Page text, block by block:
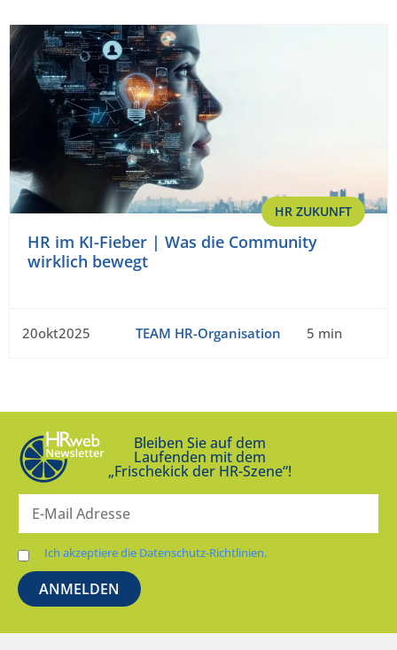
HR ZUKUNFT
HR im KI-Fieber | Was die Community
wirklich bewegt
20okt2025 TEAM HR-Organisation 5 min
Bleiben Sie auf dem
Laufenden mit dem
„Frischekick der HR-Szene“!
Ich akzeptiere die Datenschutz-Richtlinien.